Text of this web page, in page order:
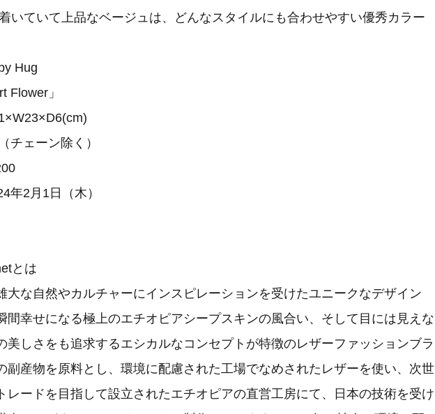
いていて上品なベージュは、どんなスタイルにも合わせやすい優秀カラー
Hug
Flower」
チェーン除く）
年2月1日（木）
とは
大な自然やカルチャーにインスピレーションを受けたユニークなデザイン
間幸せになる極上のエチオピアシープスキンの風合い、そして目には見えな
美しさをも追求するエシカルなコンセプトが特徴のレザーファッションブラ
副産物を原料とし、環境に配慮された工場でなめされたレザーを使い、次世
レードを目指して設立されたエチオピアの直営工房にて、日本の技術を受け